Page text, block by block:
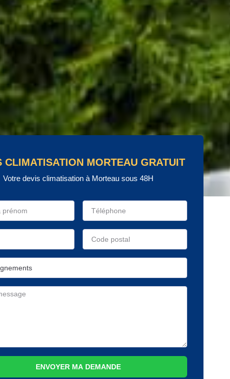
CLIMATISATION MORTEAU GRATUIT
Votre devis climatisation à Morteau sous 48H
ENVOYER MA DEMANDE